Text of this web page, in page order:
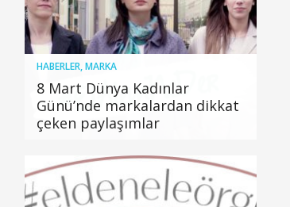
HABERLER,MARKA
8 Mart Dünya Kadınlar
Günü’nde markalardan dikkat
çeken paylaşımlar